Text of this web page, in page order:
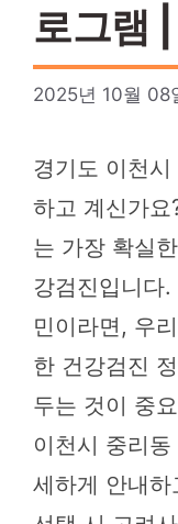
로그램
2025년 10월 08
경기도 이천
하고 계신가
는 가장 확실
강검진입니다
민이라면, 우
한 건강검진
두는 것이 중
이천시 중리
세하게 안내